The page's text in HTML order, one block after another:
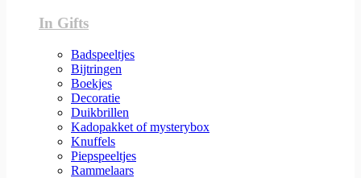
In Gifts
Badspeeltjes
Bijtringen
Boekjes
Decoratie
Duikbrillen
Kadopakket of mysterybox
Knuffels
Piepspeeltjes
Rammelaars